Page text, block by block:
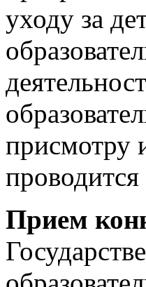
уходу за
присмотру
Прием